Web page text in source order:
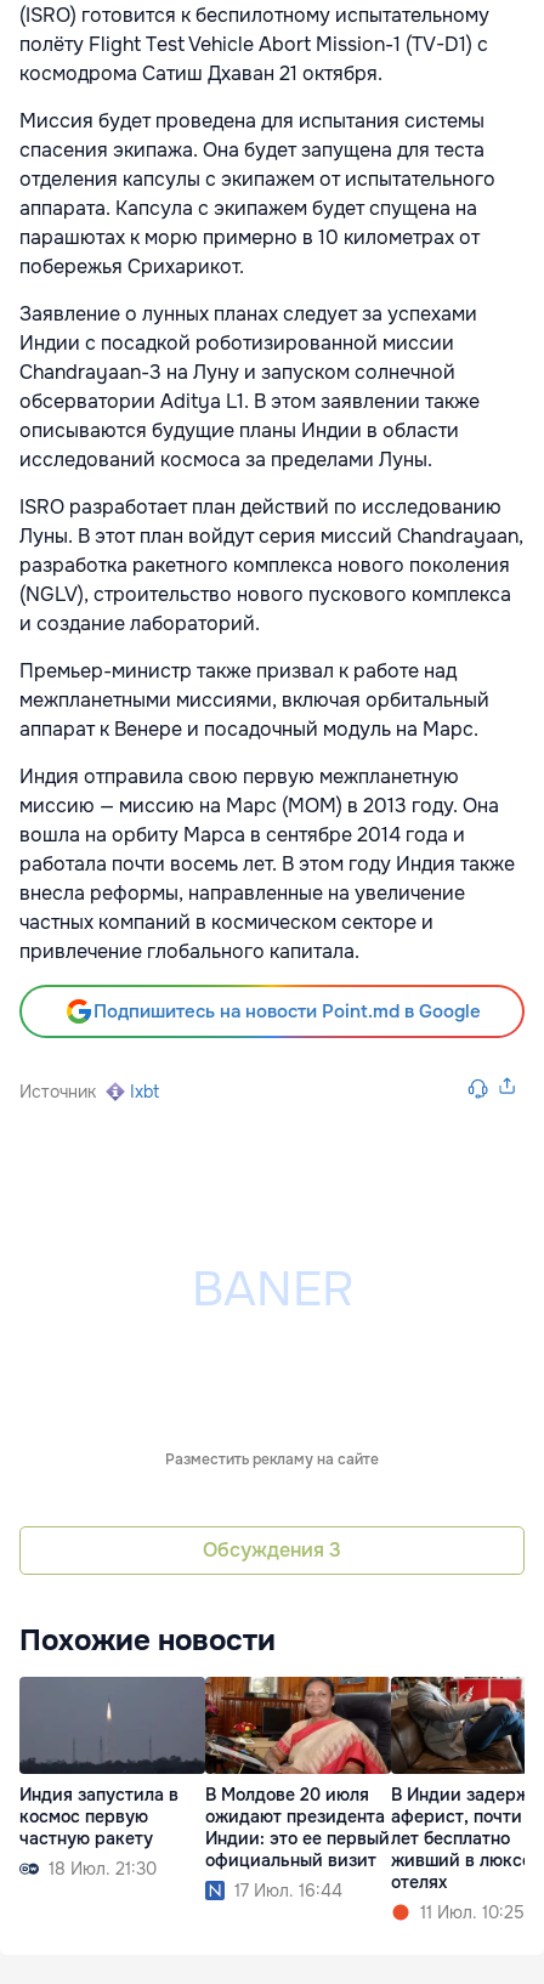
(ISRO) готовится к беспилотному испытательному
полёту Flight Test Vehicle Abort Mission-1 (TV-D1) с
космодрома Сатиш Дхаван 21 октября.
Миссия будет проведена для испытания системы
спасения экипажа. Она будет запущена для теста
отделения капсулы с экипажем от испытательного
аппарата. Капсула с экипажем будет спущена на
парашютах к морю примерно в 10 километрах от
побережья Срихарикот.
Заявление о лунных планах следует за успехами
Индии с посадкой роботизированной миссии
Chandrayaan-3 на Луну и запуском солнечной
обсерватории Aditya L1. В этом заявлении также
описываются будущие планы Индии в области
исследований космоса за пределами Луны.
ISRO разработает план действий по исследованию
Луны. В этот план войдут серия миссий Chandrayaan,
разработка ракетного комплекса нового поколения
(NGLV), строительство нового пускового комплекса
и создание лабораторий.
Премьер-министр также призвал к работе над
межпланетными миссиями, включая орбитальный
аппарат к Венере и посадочный модуль на Марс.
Индия отправила свою первую межпланетную
миссию — миссию на Марс (MOM) в 2013 году. Она
вошла на орбиту Марса в сентябре 2014 года и
работала почти восемь лет. В этом году Индия также
внесла реформы, направленные на увеличение
частных компаний в космическом секторе и
привлечение глобального капитала.
Подпишитесь на новости Point.md в Google
Источник Ixbt
Разместить рекламу на сайте
Обсуждения 3
Похожие новости
Индия запустила в
космос первую
частную ракету
18 Июл. 21:30
В Молдове 20 июля
ожидают президента
Индии: это ее первый
официальный визит
17 Июл. 16:44
В Индии
аферист, почти
лет бесплатно
живший в
отелях
11 Июл. 10:25